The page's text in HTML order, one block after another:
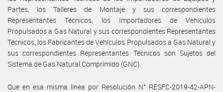
Partes, los Talleres de Montaje y sus correspondientes
Representantes Técnicos, los Importadores de Vehículos
Propulsados a Gas Natural y sus correspondientes Representantes
Técnicos, los Fabricantes de Vehículos Propulsados a Gas Natural y
sus correspondientes Representantes Técnicos son Sujetos del
Sistema de Gas Natural Comprimido (GNC).
Que en esa misma línea por Resolución N° RESFC-2019-42-APN-